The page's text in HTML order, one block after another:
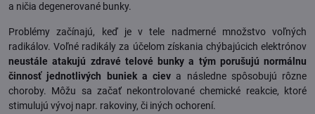
a ničia degenerované bunky.
Problémy začínajú, keď je v tele nadmerné množstvo voľných
radikálov. Voľné radikály za účelom získania chýbajúcich elektrónov
neustále atakujú zdravé telové bunky a tým porušujú normálnu
činnosť jednotlivých buniek a ciev a následne spôsobujú rôzne
choroby. Môžu sa začať nekontrolované chemické reakcie, ktoré
stimulujú vývoj napr. rakoviny, či iných ochorení.